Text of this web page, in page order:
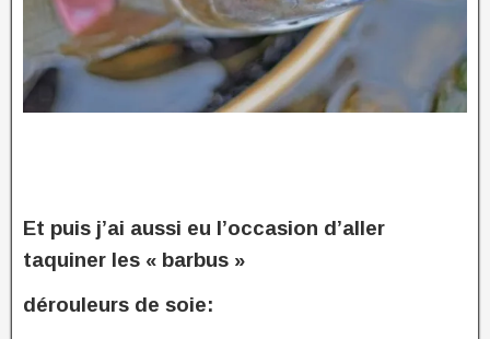
Et puis j’ai aussi eu l’occasion d’aller
taquiner les « barbus »
dérouleurs de soie: